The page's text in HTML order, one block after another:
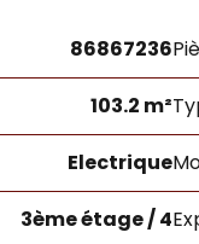
86867236
103.2 m²
Electrique
3ème étage / 4